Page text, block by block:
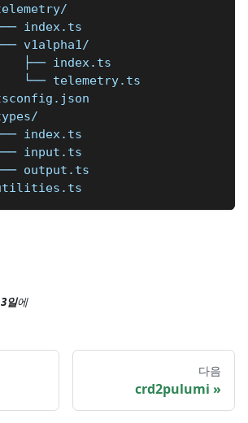
index.ts
v1alpha1/
├── index.ts
└── telemetry.ts
index.ts
input.ts
output.ts
일에
다음
crd2pulumi